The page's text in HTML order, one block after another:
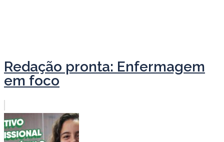
Redação pronta: Enfermagem
em foco